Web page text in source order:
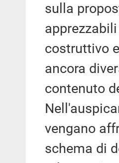
sulla
costruttivo
ancora
contenuto
vengano
schema di